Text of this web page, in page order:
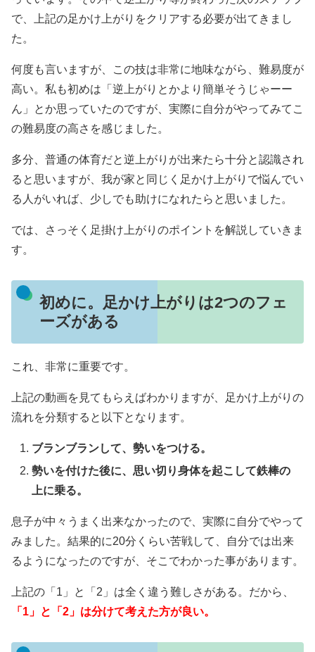
で、上記の足かけ上がりをクリアする必要が出てきまし
た。
何度も言いますが、この技は非常に地味ながら、難易度が
高い。私も初めは「逆上がりとかより簡単そうじゃーー
ん」とか思っていたのですが、実際に自分がやってみてこ
の難易度の高さを感じました。
多分、普通の体育だと逆上がりが出来たら十分と認識され
ると思いますが、我が家と同じく足かけ上がりで悩んでい
る人がいれば、少しでも助けになれたらと思いました。
では、さっそく足掛け上がりのポイントを解説していきま
す。
初めに。足かけ上がりは2つのフェ
ーズがある
これ、非常に重要です。
上記の動画を見てもらえばわかりますが、足かけ上がりの
流れを分類すると以下となります。
ブランブランして、勢いをつける。
勢いを付けた後に、思い切り身体を起こして鉄棒の
上に乗る。
息子が中々うまく出来なかったので、実際に自分でやって
みました。結果的に20分くらい苦戦して、自分では出来
るようになったのですが、そこでわかった事があります。
上記の「1」と「2」は全く違う難しさがある。だから、
「1」と「2」は分けて考えた方が良い。